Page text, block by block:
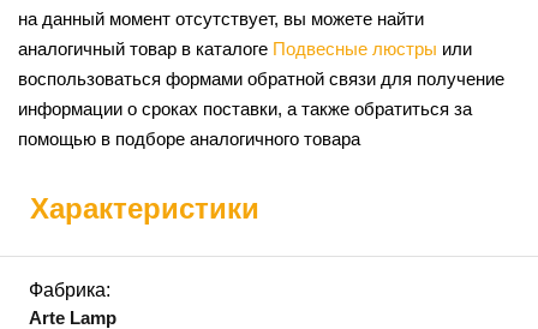
на данный момент отсутствует, вы можете найти
аналогичный товар в каталоге Подвесные люстры или
воспользоваться формами обратной связи для получение
информации о сроках поставки, а также обратиться за
помощью в подборе аналогичного товара
Характеристики
Фабрика:
Arte Lamp